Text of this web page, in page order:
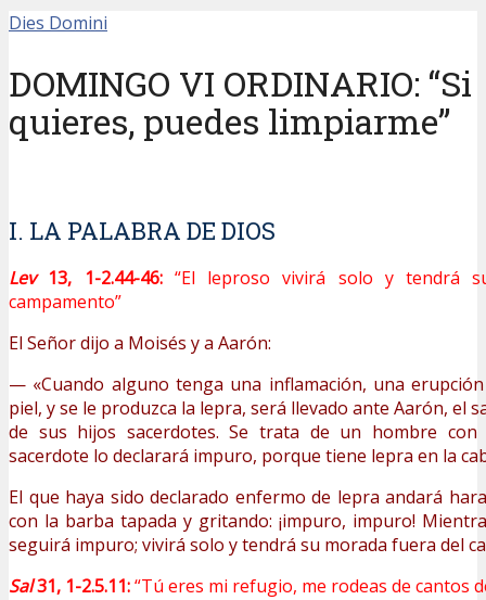
Dies Domini
DOMINGO VI ORDINARIO: “Si
quieres, puedes limpiarme”
I. LA PALABRA DE DIOS
Lev13, 1-2.44-46:“El leproso vivirá solo y tendrá
campamento”
El Señor dijo a Moisés y a Aarón:
— «Cuando alguno tenga una inflamación, una
piel, y se le produzca la lepra, será llevado ante Aarón, el
de sus hijos sacerdotes. Se trata de un hombre con
sacerdote lo declarará impuro, porque tiene lepra en la
El que haya sido declarado enfermo de lepra andará
con la barba tapada y gritando: ¡impuro, impuro!
seguirá impuro; vivirá solo y tendrá su morada fuera del
Sal31, 1-2.5.11:“Tú eres mi refugio, me rodeas de cantos